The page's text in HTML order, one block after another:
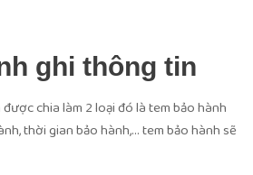
ghi thông tin
chia làm 2 loại đó là tem bảo hành
thời gian bảo hành,… tem bảo hành sẽ